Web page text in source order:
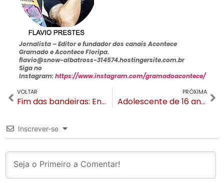
Jornalista –Editor e fundador dos canais Acontece
Gramado e Acontece Floripa.
flavio@snow-albatross-314574.hostingersite.com.br
Siga no
Instagram:https://www.instagram.com/gramadoacontece/
VOLTAR
Fim das bandeiras: Entenda o novo modelo de distanciamento do RS
PRÓXIMA
Adolescente de 16 anos é morto a tiros no Carazal em Gramado
Inscrever-se